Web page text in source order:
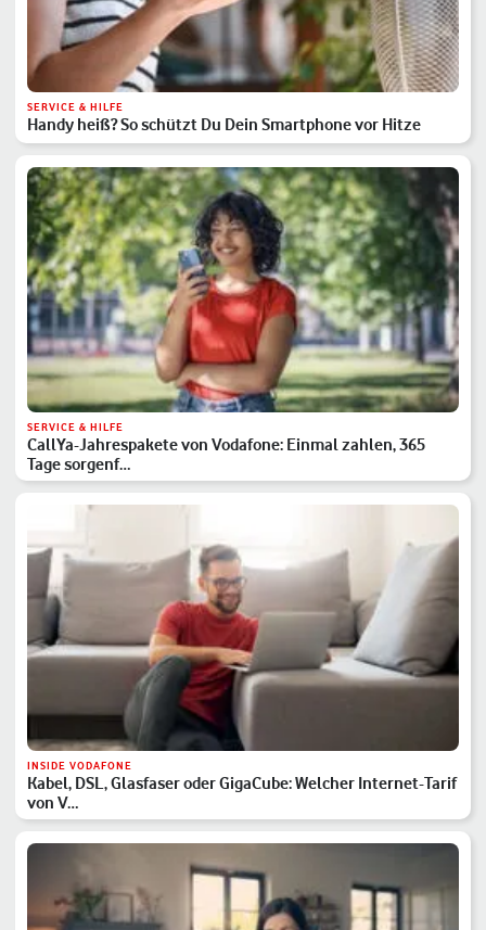
SERVICE & HILFE
Handy heiß? So schützt Du Dein Smartphone vor Hitze
SERVICE & HILFE
CallYa-Jahrespakete von Vodafone: Einmal zahlen, 365
Tage sorgenf…
INSIDE VODAFONE
Kabel, DSL, Glasfaser oder GigaCube: Welcher Internet-Tarif
von V…